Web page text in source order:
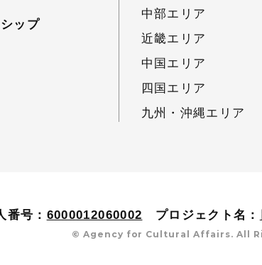
ップ
中部エリア
近畿エリア
中国エリア
四国エリア
九州・沖縄エリア
番号： 6000012060002 プロジェクト名：
© Agency for Cultural Affairs. All